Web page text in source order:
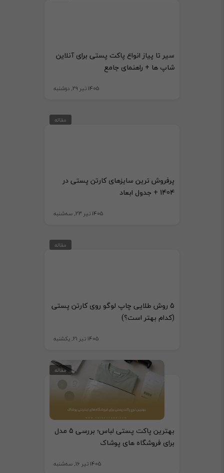
سیر تا پیاز انواع پاکت پستی برای آنلاین
شاپ ها + راهنمای جامع
1405 تیر 29, دوشنبه
مقاله
پرفروش ترین سایزهای کارتن پستی در
1404 + جدول ابعاد
1405 تیر 23, سه‌شنبه
مقاله
5 روش طلایی چاپ لوگو روی کارتن پستی
(کدام بهتر است؟)
1405 تیر 21, یکشنبه
مقاله
بهترین پاکت پستی لباس؛ بررسی 5 مدل
برای فروشگاه های پوشاک
1405 تیر 16, سه‌شنبه